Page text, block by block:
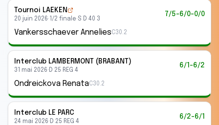
Tournoi LAEKEN
20 juin 2026· 1/2 finale·S D 40 3
7/5-6/0-0/0
Vankersschaever AnneliesC30.2
Interclub LAMBERMONT (BRABANT)
31 mai 2026· D 25 REG 4
6/1-6/2
Ondreickova RenataC30.2
Interclub LE PARC
24 mai 2026· D 25 REG 4
6/2-6/1